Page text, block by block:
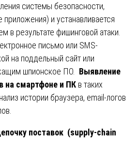
системы безопасности,
приложения) и устанавливается
в результате фишинговой атаки.
письмо или SMS-
на поддельный сайт или
шпионское ПО. Выявление
на смартфоне и ПК в таких
истории браузера, email-логов
поставок (supply-chain